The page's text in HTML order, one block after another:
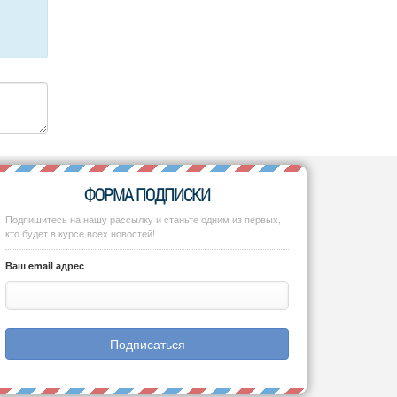
ФОРМА ПОДПИСКИ
Подпишитесь на нашу рассылку и станьте одним из первых,
кто будет в курсе всех новостей!
Ваш email адрес
Подписаться